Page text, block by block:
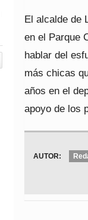
El alcalde de
en el Parque
hablar del
más chicas
años en el
apoyo de los
AUTOR: